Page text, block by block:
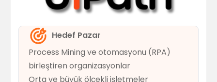
Hedef Pazar
Process Mining ve otomasyonu (RPA)
birleştiren organizasyonlar
Orta ve büyük ölçekli işletmeler